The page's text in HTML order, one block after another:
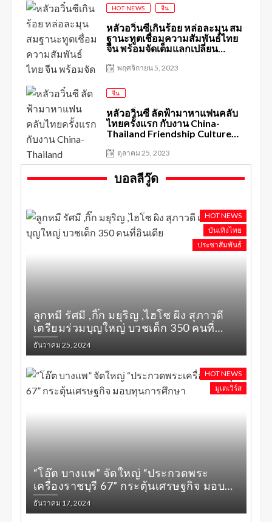
HOT NEWS จีน
หลัวอวิ๋นซีเกินร้อย หล่อละมุน สม
ฐานะทูตเชื่อมความสัมพันธ์ไทย
จีน พร้อมจัดเต็มแลกเปลี่ยน
Thailand Friendship Culture
with Luo Yunxi”
พฤศจิกายน 5, 2023
จีน
หลัวอวิ๋นซี ลัดฟ้ามาหาแฟนคลับ
ไทยครั้งแรก กับงาน China-
Thailand Friendship Culture
with Luo Yunxi”
ตุลาคม 25, 2023
บอลลีวู๊ด
HOT NEWS
บันเทิงไทย
ประชาสัมพันธ์
ลูกหมี รัศมี ,กิ๊ก มยุริญ ,ไฮโซ ผิง สุภาวดี
เตรียมร่วมบุญใหญ่ บวชเด็ก 350 คนที่
อินเดีย
ธันวาคม 25, 2024
HOT NEWS
มูเตเวิร์ส
“โอ๊ต บางแพ” จัดใหญ่ “ประกวดพระ
เครื่องราชบุรี 67” กระตุ้นเศรษฐกิจ มอบ
ทุนการศึกษา
ธันวาคม 17, 2024